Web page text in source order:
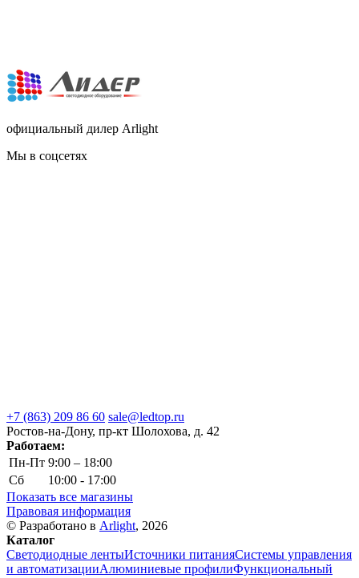
официальный дилер Arlight
Мы в соцсетях
+7 (863) 209 86 60 sale@ledtop.ru
Ростов-на-Дону, пр-кт Шолохова, д. 42
Работаем:
Пн-Пт 9:00 – 18:00
Сб
10:00 - 17:00
Показать все магазины
Правовая информация
© Разработано в Arlight, 2026
Каталог
Светодиодные лентыИсточники питанияСистемы управления
и автоматизацииАлюминиевые профилиФункциональный